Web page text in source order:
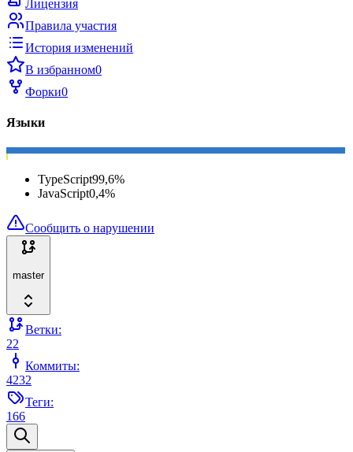
Лицензия
Правила участия
История изменений
В избранном0
Форки0
Языки
TypeScript99,6%
JavaScript0,4%
Сообщить о нарушении
master
Ветки:
22
Коммиты:
4232
Теги:
166